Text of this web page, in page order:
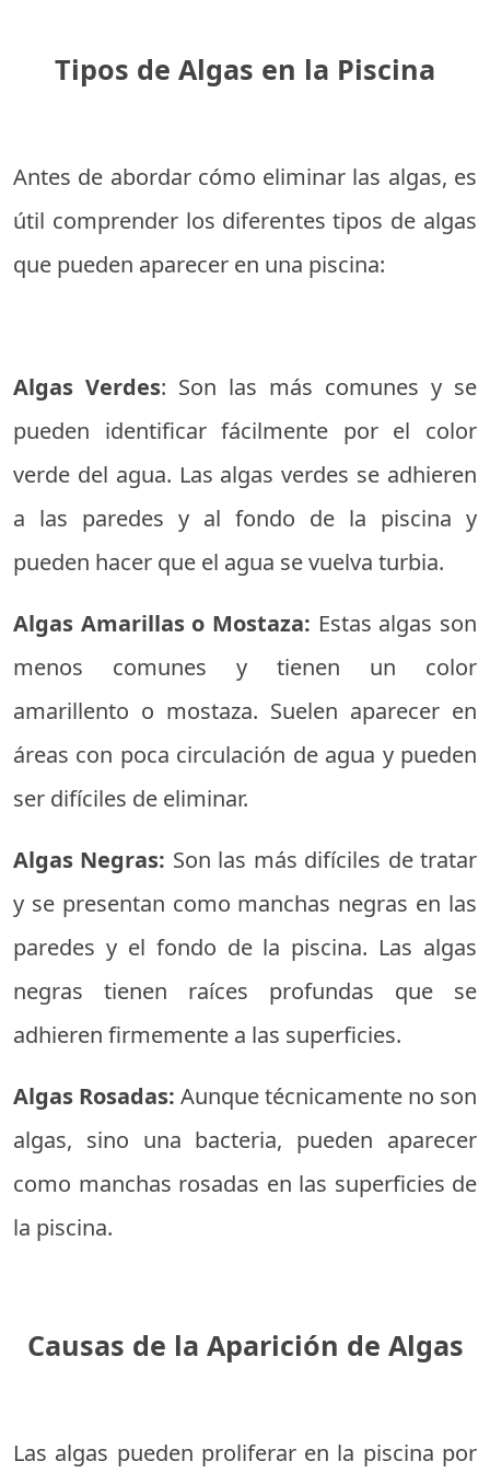
Tipos de Algas en la Piscina
Antes de abordar cómo eliminar las algas, es
útil comprender los diferentes tipos de algas
que pueden aparecer en una piscina:
Algas Verdes: Son las más comunes y se
pueden identificar fácilmente por el color
verde del agua. Las algas verdes se adhieren
a las paredes y al fondo de la piscina y
pueden hacer que el agua se vuelva turbia.
Algas Amarillas o Mostaza: Estas algas son
menos comunes y tienen un color
amarillento o mostaza. Suelen aparecer en
áreas con poca circulación de agua y pueden
ser difíciles de eliminar.
Algas Negras: Son las más difíciles de tratar
y se presentan como manchas negras en las
paredes y el fondo de la piscina. Las algas
negras tienen raíces profundas que se
adhieren firmemente a las superficies.
Algas Rosadas: Aunque técnicamente no son
algas, sino una bacteria, pueden aparecer
como manchas rosadas en las superficies de
la piscina.
Causas de la Aparición de Algas
Las algas pueden proliferar en la piscina por